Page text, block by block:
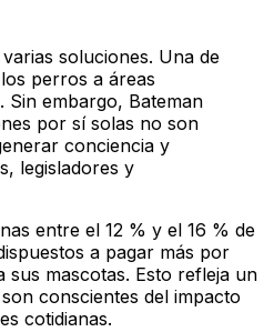
soluciones. Una de
perros a áreas
Sin embargo, Bateman
por sí solas no son
conciencia y
legisladores y
entre el 12 % y el 16 % de
a pagar más por
sus mascotas. Esto refleja un
conscientes del impacto
cotidianas.